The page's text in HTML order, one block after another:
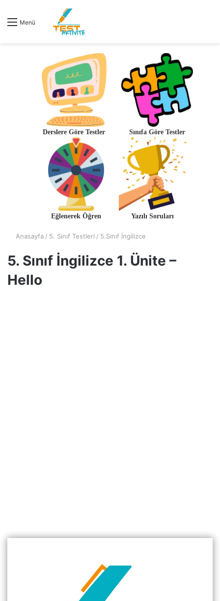
Menü
Derslere Göre Testler Sınıfa Göre Testler
Eğlenerek Öğren Yazılı Soruları
Anasayfa / 5. Sınıf Testleri / 5.Sınıf İngilizce
5. Sınıf İngilizce 1. Ünite –
Hello